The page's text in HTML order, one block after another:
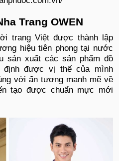
Trang OWEN
trang Việt được thành lập
hiệu tiên phong tại nước
sản xuất các sản phẩm đồ
định được vị thế của mình
với ấn tượng mạnh mẽ về
tạo được chuẩn mực mới